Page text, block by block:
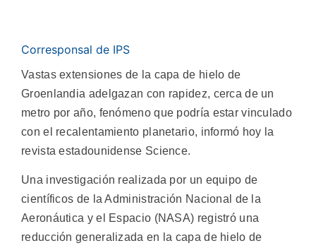
Corresponsal de IPS
Vastas extensiones de la capa de hielo de
Groenlandia adelgazan con rapidez, cerca de un
metro por año, fenómeno que podría estar vinculado
con el recalentamiento planetario, informó hoy la
revista estadounidense Science.
Una investigación realizada por un equipo de
científicos de la Administración Nacional de la
Aeronáutica y el Espacio (NASA) registró una
reducción generalizada en la capa de hielo de